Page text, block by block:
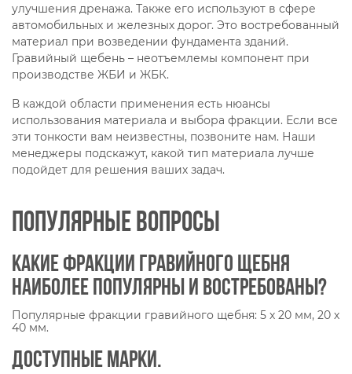
улучшения дренажа. Также его используют в сфере
автомобильных и железных дорог. Это востребованный
материал при возведении фундамента зданий.
Гравийный щебень – неотъемлемы компонент при
производстве ЖБИ и ЖБК.
В каждой области применения есть нюансы
использования материала и выбора фракции. Если все
эти тонкости вам неизвестны, позвоните нам. Наши
менеджеры подскажут, какой тип материала лучше
подойдет для решения ваших задач.
Популярные вопросы
Какие фракции гравийного щебня
наиболее популярны и востребованы?
Популярные фракции гравийного щебня: 5 х 20 мм, 20 х
40 мм.
Доступные марки.